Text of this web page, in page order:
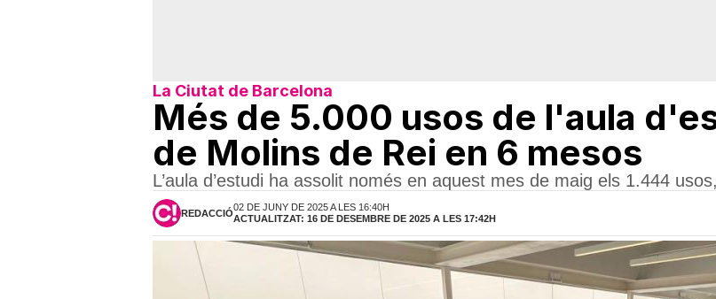
La Ciutat de Barcelona
Més de 5.000 usos de l'aula
de Molins de Rei en 6 mesos
L’aula d’estudi ha assolit només en aquest mes de maig els 1.444
REDACCIÓ
02 DE JUNY DE 2025 A LES 16:40H
ACTUALITZAT: 16 DE DESEMBRE DE 2025 A LES 17:42H